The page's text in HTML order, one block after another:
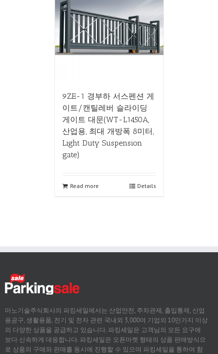
9ZE-1 경부하 서스펜션 게
이트/캔틸레버 슬라이딩
게이트 대문(WT-L1450A,
산업용, 최대 개방폭 8미터,
Light Duty Suspension
gate)
Read more Details
마노기술주식회사의 파킹세일에서는 산업안전, 주차관제, 출입통제, 산업
용공구, 생활용품, 전기 및 전자 관련 국내외 3,000여 기업의 10만가지 이상
의 다양한 상품을 공급하고 있습니다. 파킹세일은 고객님의 모든 요구에
보다 신속하게 대응합니다. 파킹세일은 오픈마켓 형태의 상품 판매방식으
로 상품의 구매와 판매를 동시에 진행할 수 있으며 파킹세일을 통하여 함